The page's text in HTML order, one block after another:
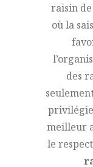
raisin
où la
des
meilleur
le